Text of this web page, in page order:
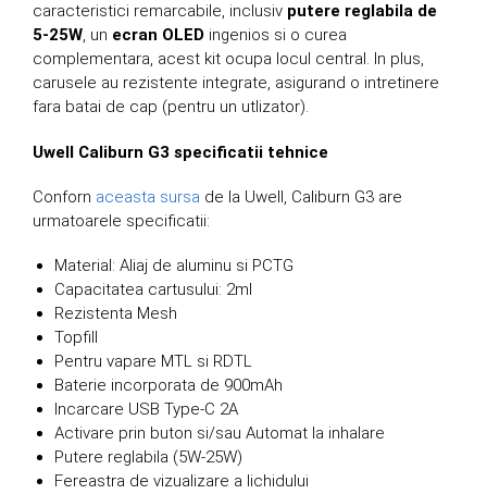
caracteristici remarcabile, inclusiv putere reglabila de
5-25W, un ecran OLED ingenios si o curea
complementara, acest kit ocupa locul central. In plus,
carusele au rezistente integrate, asigurand o intretinere
fara batai de cap (pentru un utlizator).
Uwell Caliburn G3 specificatii tehnice
Conforn aceasta sursa de la Uwell, Caliburn G3 are
urmatoarele specificatii:
Material: Aliaj de aluminu si PCTG
Capacitatea cartusului: 2ml
Rezistenta Mesh
Topfill
Pentru vapare MTL si RDTL
Baterie incorporata de 900mAh
Incarcare USB Type-C 2A
Activare prin buton si/sau Automat la inhalare
Putere reglabila (5W-25W)
Fereastra de vizualizare a lichidului